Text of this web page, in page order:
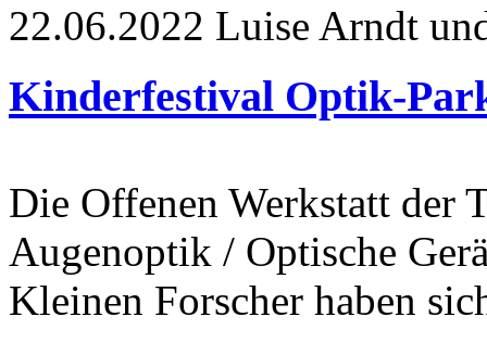
22.06.2022 Luise Arndt
Kinderfestival Optik-
Die Offenen Werkstatt der
Augenoptik / Optische
Kleinen Forscher haben